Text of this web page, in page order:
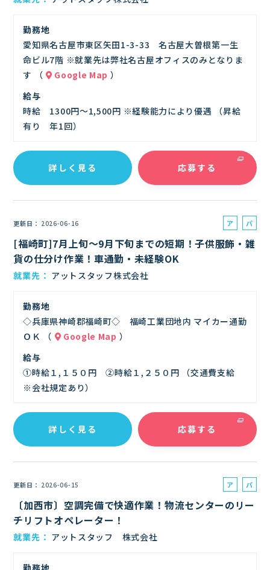
勤務地
愛知県名古屋市東区矢田1-3-33 名古屋大曽根第一生
命ビル7階 ※就業先は弊社名古屋オフィスのみとなりま
す （
Google Map ）
給与
時給 1300円～1,500円 ※経験能力により優遇 （昇給
有り 年1回）
詳しく見る 応募する
更新日 2026-06-16
ア
バ
パ
ト
[福崎町]7月上旬～9月下旬までの短期！子供服飾・雑
貨の仕分け作業！車通勤・未経験OK
就業先 アットスタッフ株式会社
勤務地
◇兵庫県神崎郡福崎町◇ 福崎工業団地内 マイカー通勤
ＯＫ （
Google Map ）
給与
①時給１,１５０円 ②時給１,２５０円 （交通費支給
※会社規定あり）
詳しく見る 応募する
更新日 2026-06-15
ア
バ
パ
〔加西市〕空調完備で快適作業！物流センターのリー
チリフトオペレーター！
就業先 アットスタッフ 株式会社
勤務地